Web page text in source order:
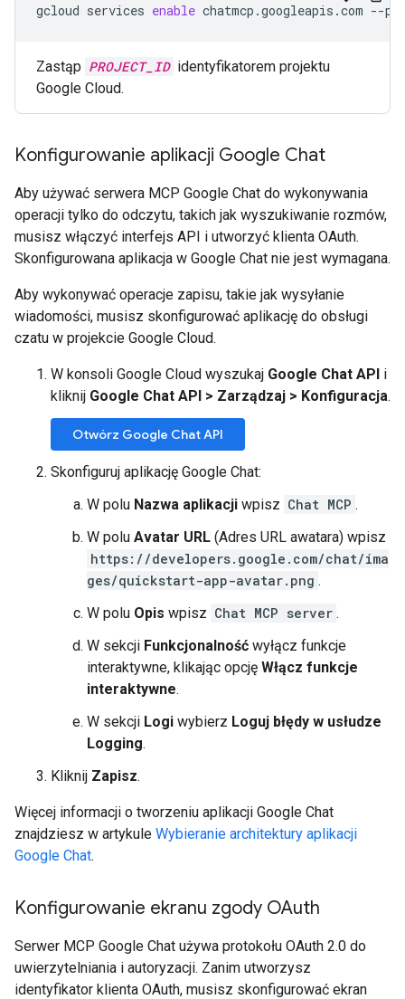
gcloud services enable chatmcp.googleapis.com --
Zastąp PROJECT_ID identyfikatorem projektu
Google Cloud.
Konfigurowanie aplikacji Google Chat
Aby używać serwera MCP Google Chat do wykonywania
operacji tylko do odczytu, takich jak wyszukiwanie rozmów,
musisz włączyć interfejs API i utworzyć klienta OAuth.
Skonfigurowana aplikacja w Google Chat nie jest wymagana.
Aby wykonywać operacje zapisu, takie jak wysyłanie
wiadomości, musisz skonfigurować aplikację do obsługi
czatu w projekcie Google Cloud.
W konsoli Google Cloud wyszukaj Google Chat API i
kliknij Google Chat API > Zarządzaj > Konfiguracja.
Otwórz Google Chat API
Skonfiguruj aplikację Google Chat:
W polu Nazwa aplikacji wpisz Chat MCP .
W polu Avatar URL (Adres URL awatara) wpisz
https://developers.google.com/chat/ima
ges/quickstart-app-avatar.png .
W polu Opis wpisz Chat MCP server .
W sekcji Funkcjonalność wyłącz funkcje
interaktywne, klikając opcję Włącz funkcje
interaktywne.
W sekcji Logi wybierz Loguj błędy w usłudze
Logging.
Kliknij Zapisz.
Więcej informacji o tworzeniu aplikacji Google Chat
znajdziesz w artykule Wybieranie architektury aplikacji
Google Chat.
Konfigurowanie ekranu zgody OAuth
Serwer MCP Google Chat używa protokołu OAuth 2.0 do
uwierzytelniania i autoryzacji. Zanim utworzysz
identyfikator klienta OAuth, musisz skonfigurować ekran